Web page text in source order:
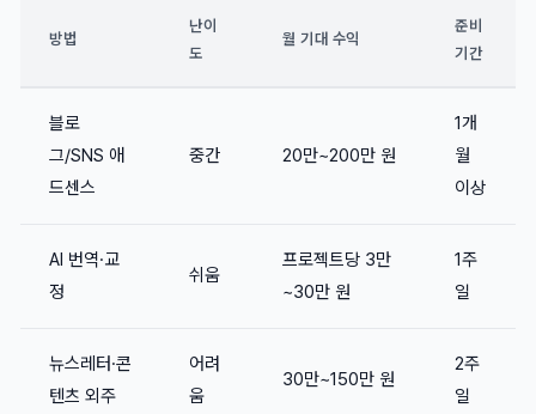
방법
난이
도
월 기대 수익
준비
기간
블로
그/SNS 애
드센스
중간 20만~200만 원
1개
월
이상
AI 번역·교
정
쉬움
프로젝트당 3만
~30만 원
1주
일
뉴스레터·콘
텐츠 외주
어려
움
30만~150만 원
2주
일